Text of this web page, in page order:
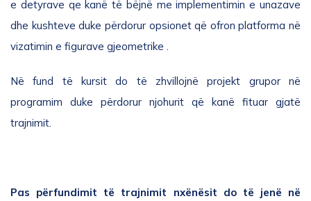
e detyrave qe kanë të bëjnë me implementimin e unazave
dhe kushteve duke përdorur opsionet që ofron platforma në
vizatimin e figurave gjeometrike .
Në fund të kursit do të zhvillojnë projekt grupor në
programim duke përdorur njohurit që kanë fituar gjatë
trajnimit.
Pas përfundimit të trajnimit nxënësit do të jenë në